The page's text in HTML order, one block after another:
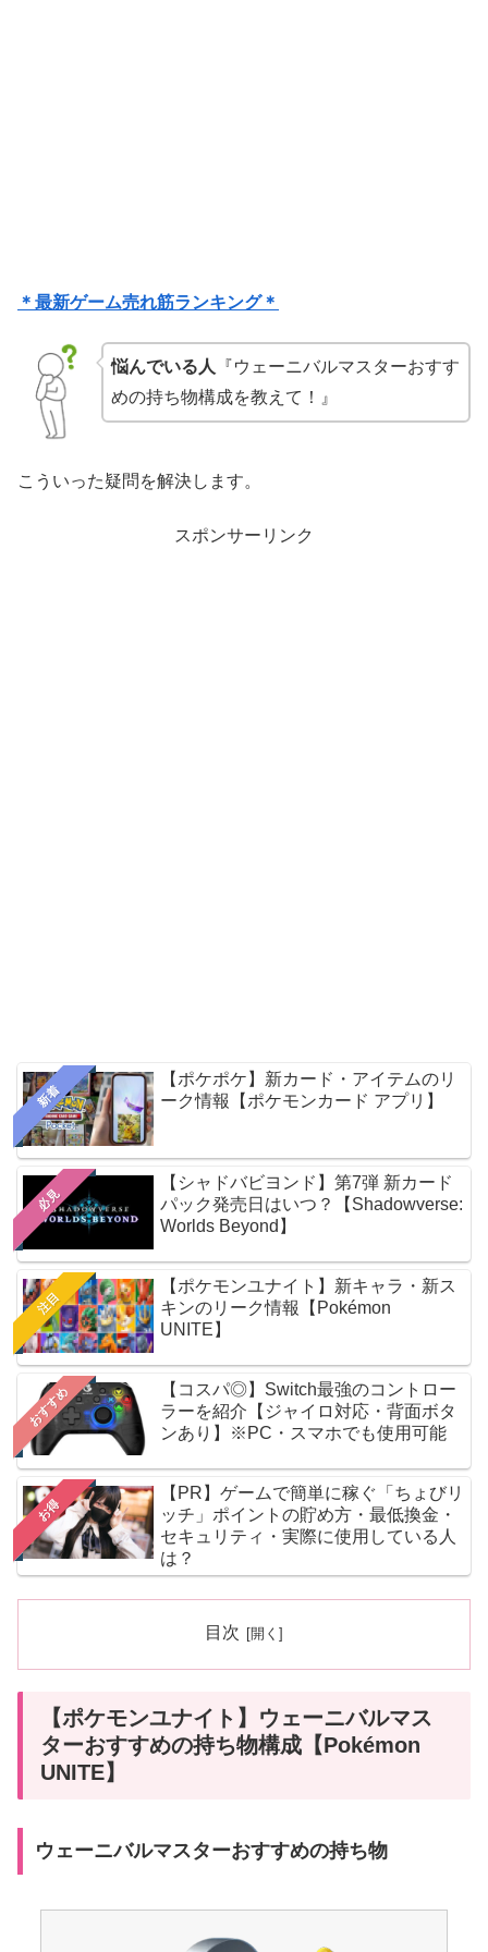
＊最新ゲーム売れ筋ランキング＊
悩んでいる人 『ウェーニバルマスターおすす
めの持ち物構成を教えて！』
こういった疑問を解決します。
スポンサーリンク
新着
【ポケポケ】新カード・アイテムのリ
ーク情報【ポケモンカード アプリ】
必見
【シャドバビヨンド】第7弾 新カード
パック発売日はいつ？【Shadowverse:
Worlds Beyond】
注目
【ポケモンユナイト】新キャラ・新ス
キンのリーク情報【Pokémon
UNITE】
おすすめ
【コスパ◎】Switch最強のコントロー
ラーを紹介【ジャイロ対応・背面ボタ
ンあり】※PC・スマホでも使用可能
お得
【PR】ゲームで簡単に稼ぐ「ちょびリ
ッチ」ポイントの貯め方・最低換金・
セキュリティ・実際に使用している人
は？
目次
【ポケモンユナイト】ウェーニバルマス
ターおすすめの持ち物構成【Pokémon
UNITE】
ウェーニバルマスターおすすめの持ち物